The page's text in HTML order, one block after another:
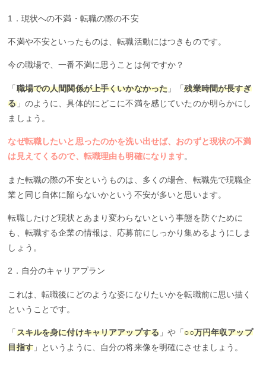
1．現状への不満・転職の際の不安
不満や不安といったものは、転職活動にはつきものです。
今の職場で、一番不満に思うことは何ですか？
「 職場での人間関係が上手くいかなかった 」「残業時間が長すぎ
る」のように、具体的にどこに不満を感じていたのか明らかにし
ましょう。
なぜ転職したいと思ったのかを洗い出せば、おのずと現状の不満
は見えてくるので、転職理由も明確になります。
また転職の際の不安というものは、多くの場合、転職先で現職企
業と同じ自体に陥らないかという不安が多いと思います。
転職したけど現状とあまり変わらないという事態を防ぐために
も、転職する企業の情報は、応募前にしっかり集めるようにしま
しょう。
2．自分のキャリアプラン
これは、転職後にどのような姿になりたいかを転職前に思い描く
ということです。
「 スキルを身に付けキャリアアップする 」や「○○万円年収アップ
目指す」というように、自分の将来像を明確にさせましょう。